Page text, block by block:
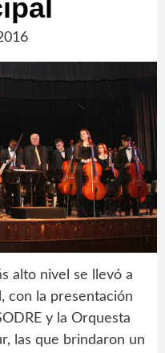
alto nivel se llevó a
con la presentación
y la Orquesta
las que brindaron un